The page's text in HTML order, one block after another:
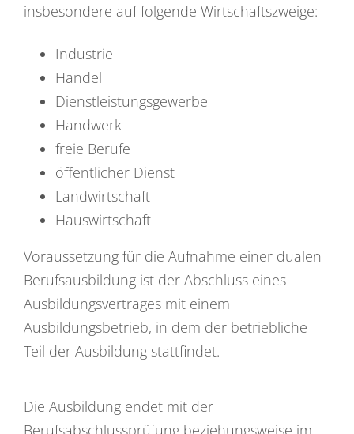
insbesondere auf folgende Wirtschaftszweige:
Industrie
Handel
Dienstleistungsgewerbe
Handwerk
freie Berufe
öffentlicher Dienst
Landwirtschaft
Hauswirtschaft
Voraussetzung für die Aufnahme einer dualen
Berufsausbildung ist der Abschluss eines
Ausbildungsvertrages mit einem
Ausbildungsbetrieb, in dem der betriebliche
Teil der Ausbildung stattfindet.
Die Ausbildung endet mit der
Berufsabschlussprüfung beziehungsweise im